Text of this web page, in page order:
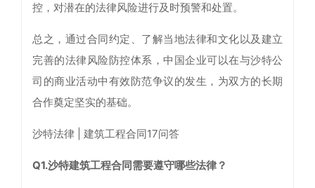
控，对潜在的法律风险进行及时预警和处置。
总之，通过合同约定、了解当地法律和文化以及建立
完善的法律风险防控体系，中国企业可以在与沙特公
司的商业活动中有效防范争议的发生，为双方的长期
合作奠定坚实的基础。
沙特法律 | 建筑工程合同17问答
Q1.沙特建筑工程合同需要遵守哪些法律？